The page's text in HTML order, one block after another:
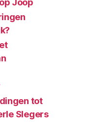
tot
Slegers